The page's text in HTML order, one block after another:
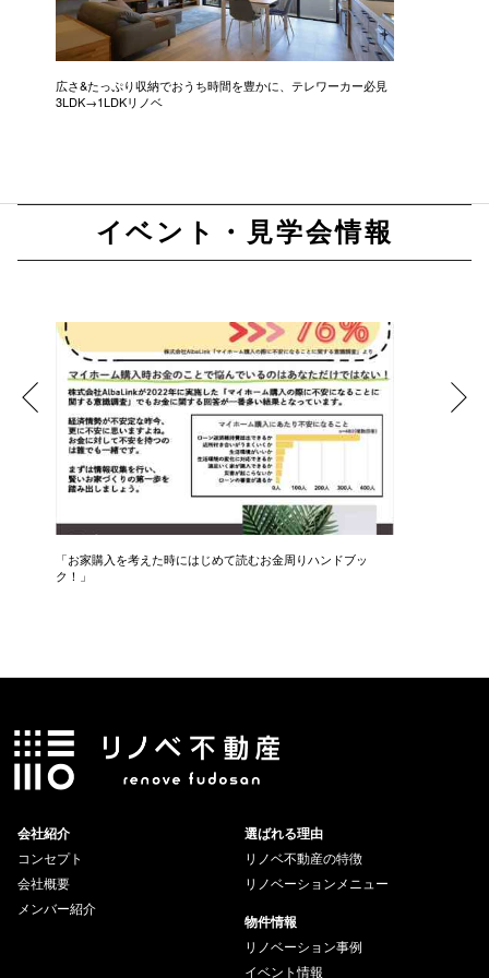
広さ&たっぷり収納でおうち時間を豊かに、テレワーカー必見
3LDK→1LDKリノベ
イベント・見学会情報
「お家購入を考えた時にはじめて読むお金周りハンドブッ
ク！」
会社紹介
コンセプト
会社概要
メンバー紹介
選ばれる理由
リノベ不動産の特徴
リノベーションメニュー
物件情報
リノベーション事例
イベント情報